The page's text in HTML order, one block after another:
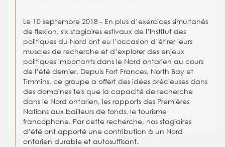
Le 10 septembre 2018 - En plus d’exercices simultanés
de flexion, six stagiaires estivaux de l’Institut des
politiques du Nord ont eu l’occasion d’étirer leurs
muscles de recherche et d’explorer des enjeux
politiques importants dans le Nord ontarien au cours
de l’été dernier. Depuis Fort Frances, North Bay et
Timmins, ce groupe a offert des idées précieuses dans
des domaines tels que la capacité de recherche
dans le Nord ontarien, les rapports des Premières
Nations aux bailleurs de fonds, le tourisme
francophone. Par cette recherche, nos stagiaires
d’été ont apporté une contribution à un Nord
ontarien durable et autosuffisant.